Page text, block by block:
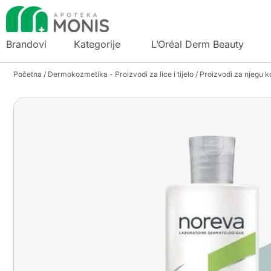
Brandovi Kategorije L’Oréal Derm Beauty
Početna / Dermokozmetika - Proizvodi za lice i tijelo / Proizvodi za njegu